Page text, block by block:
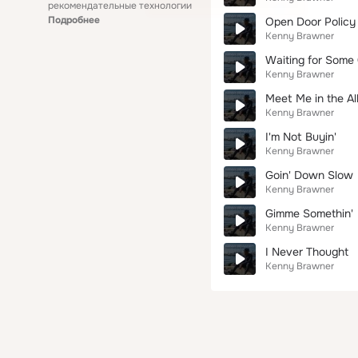
рекомендательные технологии
Подробнее
Open Door Policy
Kenny Brawner
Waiting for Some
Kenny Brawner
Meet Me in the
Kenny Brawner
I'm Not Buyin'
Kenny Brawner
Goin' Down Slow
Kenny Brawner
Gimme Somethin'
Kenny Brawner
I Never Thought
Kenny Brawner